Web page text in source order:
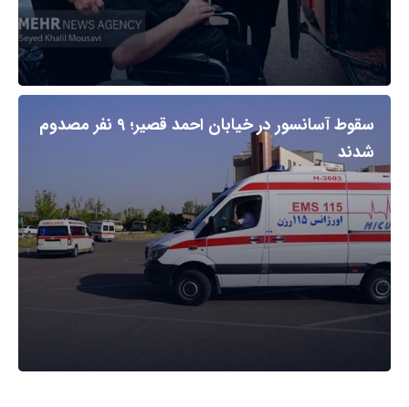
سقوط آسانسور در خیابان احمد قصیر؛ ۹ نفر مصدوم
شدند